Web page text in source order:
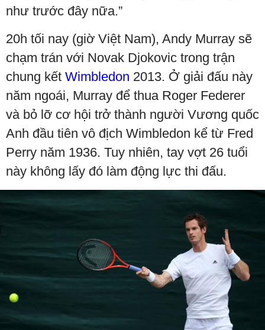
như trước đây nữa.”
20h tối nay (giờ Việt Nam), Andy Murray sẽ
chạm trán với Novak Djokovic trong trận
chung kết Wimbledon 2013. Ở giải đấu này
năm ngoái, Murray để thua Roger Federer
và bỏ lỡ cơ hội trở thành người Vương quốc
Anh đầu tiên vô địch Wimbledon kể từ Fred
Perry năm 1936. Tuy nhiên, tay vợt 26 tuổi
này không lấy đó làm động lực thi đấu.